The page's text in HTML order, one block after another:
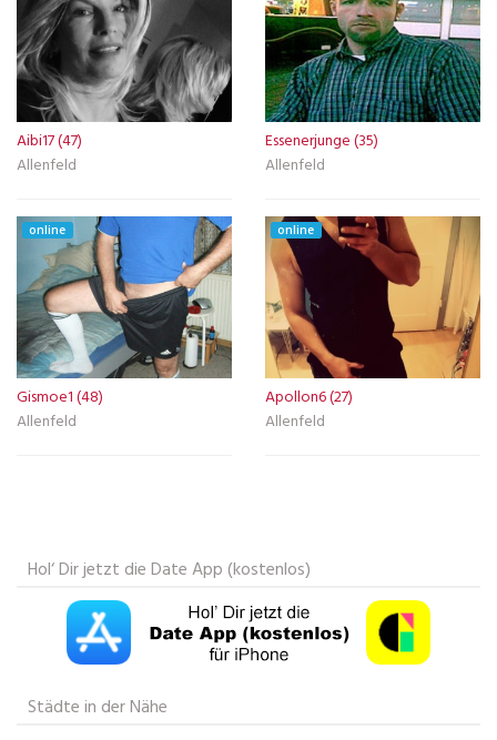
Aibi17 (47)
Allenfeld
Essenerjunge (35)
Allenfeld
online
Gismoe1 (48)
Allenfeld
online
Apollon6 (27)
Allenfeld
Hol‘ Dir jetzt die Date App (kostenlos)
Städte in der Nähe